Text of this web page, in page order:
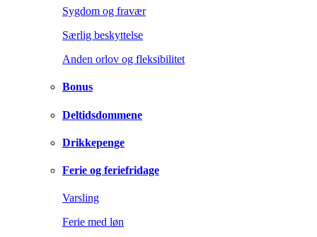
Sygdom og fravær
Særlig beskyttelse
Anden orlov og fleksibilitet
Bonus
Deltidsdommene
Drikkepenge
Ferie og feriefridage
Varsling
Ferie med løn